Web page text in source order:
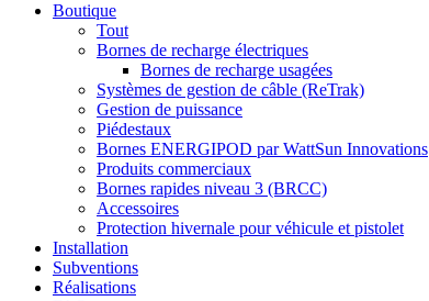
Boutique
Tout
Bornes de recharge électriques
Bornes de recharge usagées
Systèmes de gestion de câble (ReTrak)
Gestion de puissance
Piédestaux
Bornes ENERGIPOD par WattSun Innovations
Produits commerciaux
Bornes rapides niveau 3 (BRCC)
Accessoires
Protection hivernale pour véhicule et pistolet
Installation
Subventions
Réalisations